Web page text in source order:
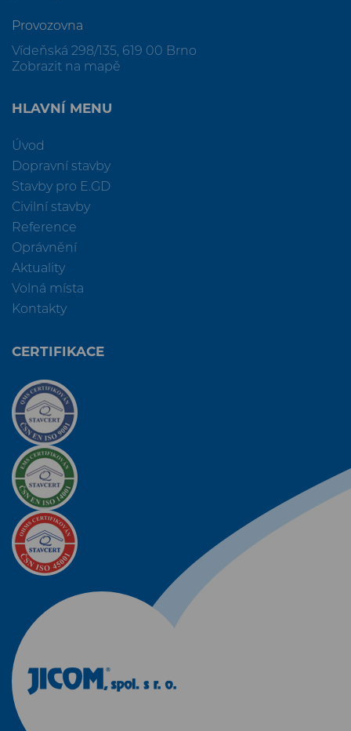
Provozovna
Vídeňská 298/135, 619 00 Brno
Zobrazit na mapě
HLAVNÍ MENU
Úvod
Dopravní stavby
Stavby pro E.GD
Civilní stavby
Reference
Oprávnění
Aktuality
Volná místa
Kontakty
CERTIFIKACE